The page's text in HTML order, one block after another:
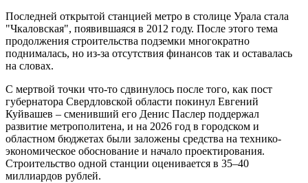
Последней открытой станцией метро в столице Урала стала
"Чкаловская", появившаяся в 2012 году. После этого тема
продолжения строительства подземки многократно
поднималась, но из-за отсутствия финансов так и оставалась
на словах.
С мертвой точки что-то сдвинулось после того, как пост
губернатора Свердловской области покинул Евгений
Куйвашев – сменивший его Денис Паслер поддержал
развитие метрополитена, и на 2026 год в городском и
областном бюджетах были заложены средства на технико-
экономическое обоснование и начало проектирования.
Строительство одной станции оценивается в 35–40
миллиардов рублей.